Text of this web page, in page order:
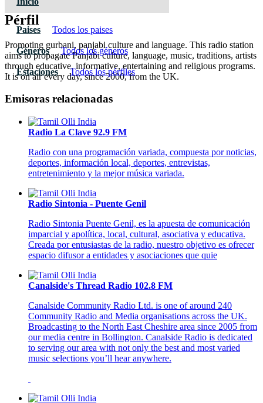
Paises Todos los paises
Géneros Todos los géneros
Estaciones Todos los pérfiles
Pérfil
Promoting gurbani, panjabi culture and language. This radio station
aims to propagate Panjabi culture, language, music, traditions, artists
through educative, informative, entertaining and religious programs.
It is on air every day, since 2000, from the UK.
Emisoras relacionadas
Radio La Clave 92.9 FM
Radio con una programación variada, compuesta por noticias,
deportes, información local, deportes, entrevistas,
entretenimiento y la mejor música variada.
Radio Sintonia - Puente Genil
Radio Sintonia Puente Genil, es la apuesta de comunicación
imparcial y apolítica, local, cultural, asociativa y educativa.
Creada por entusiastas de la radio, nuestro objetivo es ofrecer
espacio difusor a entidades y asociaciones que quie
Canalside's Thread Radio 102.8 FM
Canalside Community Radio Ltd. is one of around 240
Community Radio and Media organisations across the UK.
Broadcasting to the North East Cheshire area since 2005 from
our media centre in Bollington. Canalside Radio is dedicated
to serving our area with not only the best and most varied
music selections you’ll hear anywhere.